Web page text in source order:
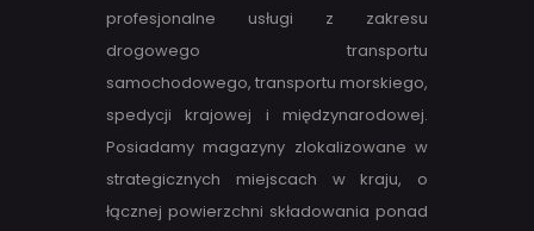
profesjonalne usługi z zakresu
drogowego transportu
samochodowego, transportu morskiego,
spedycji krajowej i międzynarodowej.
Posiadamy magazyny zlokalizowane w
strategicznych miejscach w kraju, o
łącznej powierzchni składowania ponad